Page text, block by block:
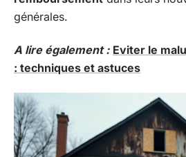
générales.
A lire également : Eviter le
: techniques et astuces